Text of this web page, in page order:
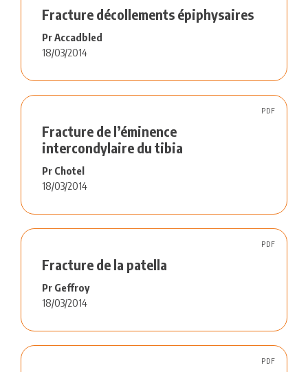
Fracture décollements épiphysaires
Pr Accadbled
18/03/2014
Fracture de l’éminence
intercondylaire du tibia
Pr Chotel
18/03/2014
PDF
Fracture de la patella
Pr Geffroy
18/03/2014
PDF
PDF